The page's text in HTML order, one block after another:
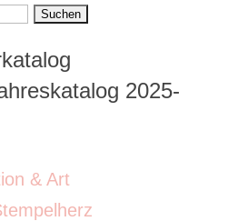
2025-
& Art